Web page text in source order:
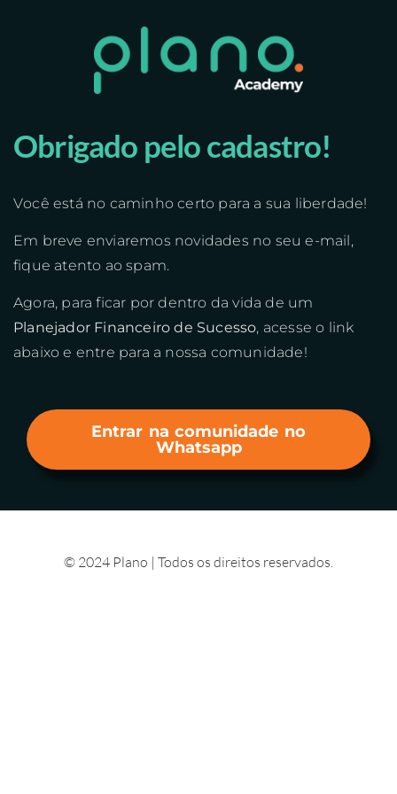
Obrigado pelo cadastro!
Você está no caminho certo para a sua liberdade!
Em breve enviaremos novidades no seu e-mail,
fique atento ao spam.
Agora, para ficar por dentro da vida de um
Planejador Financeiro de Sucesso, acesse o link
abaixo e entre para a nossa comunidade!
Entrar na comunidade no
Whatsapp
© 2024 Plano | Todos os direitos reservados.